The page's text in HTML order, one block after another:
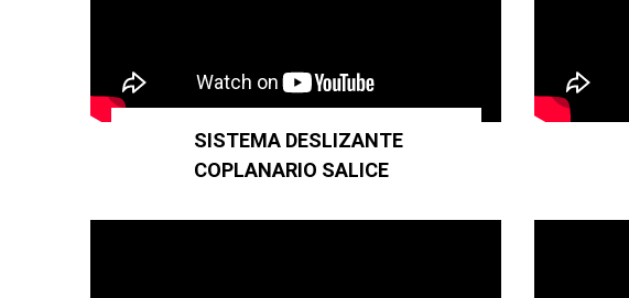
SISTEMA DESLIZANTE
COPLANARIO SALICE